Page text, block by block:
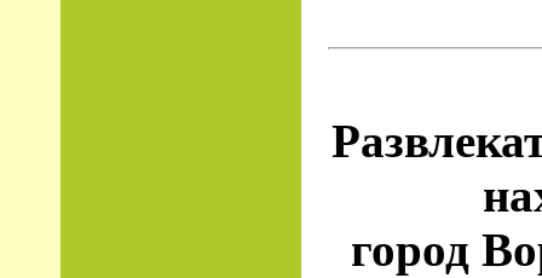
город